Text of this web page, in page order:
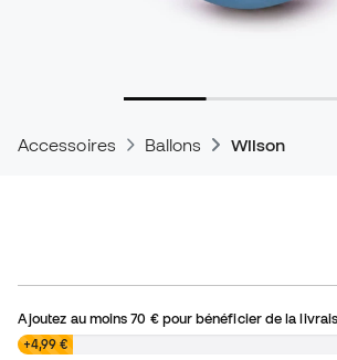
Accessoires Ballons Wilson
Ajoutez au moins70 €pour bénéficier de la
0,00 €
+4,99 €